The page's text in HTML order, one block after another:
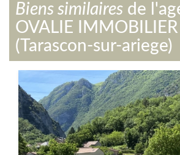
Biens similaires de
OVALIE IMMOBILIER
(Tarascon-sur-ariege)
Terrain